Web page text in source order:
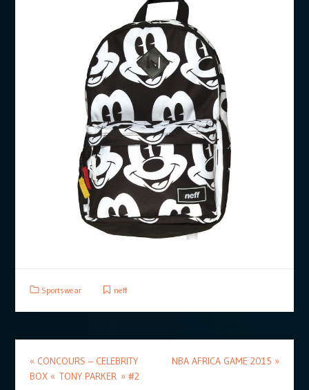
Sportswear neff
« CONCOURS – CELEBRITY
BOX « TONY PARKER » #2
NBA AFRICA GAME 2015 »